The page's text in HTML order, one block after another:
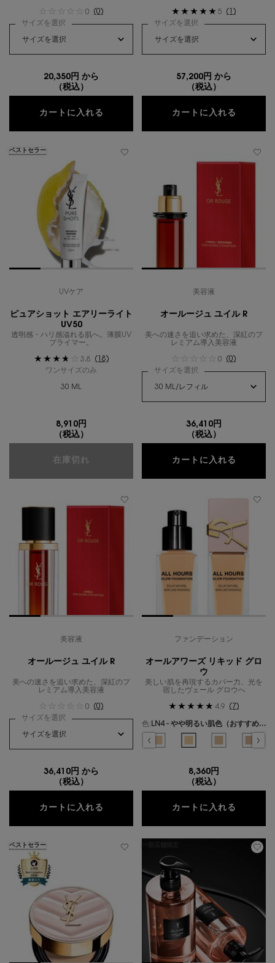
0
(0)
サイズを選択
20,350円 から
（税込）
カートに入れる MYSLF ルパルファム
5
(1)
サイズを選択
57,200円 から
（税込）
カートに入れる
ベストセラー
UVケア
ピュアショット エアリーライト
UV50
透明感・ハリ感溢れる肌へ。薄膜UV
プライマー。
3.8
(18)
ワンサイズのみ
30 ML
8,910円
（税込）
在庫切れ ピュアショット エアリーライト UV50
美容液
オールージュ ユイル R
美への速さを追い求めた、深紅のプ
レミアム導入美容液
0
(0)
サイズを選択
36,410円
（税込）
カートに入れる
美容液
オールージュ ユイル R
美への速さを追い求めた、深紅のプ
レミアム導入美容液
0
(0)
サイズを選択
36,410円 から
（税込）
カートに入れる オールージュ ユイル R
ファンデーション
オールアワーズ リキッド グロ
ウ
美しい肌を再現するカバー力、光を
宿したヴェール グロウへ
4.9 (7)
色:
LN4 - やや明るい肌色（おすすめ色）
色を選択してください
{1} の場合
LC1 - ピンクよりの最も明るい肌色 のカラー オールアワーズ リキッド グロウ、
LC2 - ピンクよりの明るい肌色（おすすめ色） のカラー オールアワー
LC3 - ピンクよりの明るい～やや明るい肌色 のカラー オール
LC4 - ピンクよりのやや明るい肌色 のカラー オール
選択済み
LC5 - ピンクよりの健康的～やや明るい肌
LN1 - 最も明るい肌色 のカラー
LN4 - やや明るい肌色（
LN7 - やや健康
選択済
8,360円
（税込）
カートに入れる
ベストセラー